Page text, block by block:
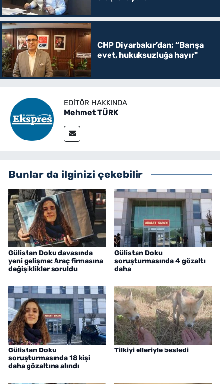
CHP Diyarbakır’dan; “Barışa
evet, hukuksuzluğa hayır"
EDITÖR HAKKINDA
Mehmet TÜRK
Bunlar da ilginizi çekebilir
Gülistan Doku davasında
yeni gelişme: Araç firmasına
değişiklikler soruldu
Gülistan Doku
soruşturmasında 4 gözaltı
daha
Gülistan Doku
soruşturmasında 18 kişi
daha gözaltına alındı
Tilkiyi elleriyle besledi